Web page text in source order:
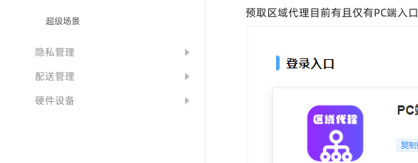
超级场景
隐私管理
配送管理
硬件设备
预取区域代理目前有且仅有PC端入口